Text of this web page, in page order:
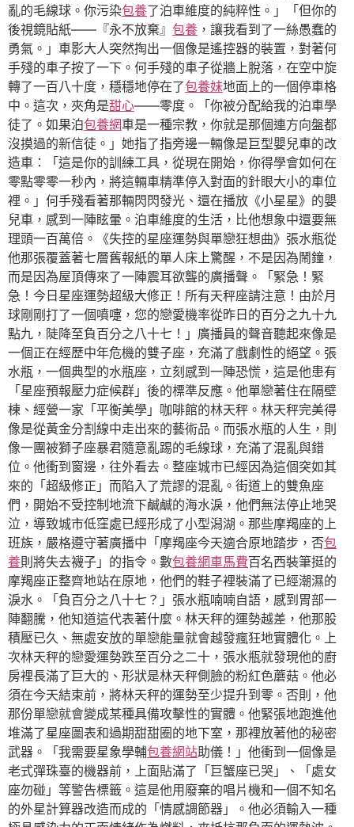
亂的毛線球。你污染包養了泊車維度的純粹性。」「但你的
後視鏡貼紙——『永不放棄』 包養 ，讓我看到了一絲愚蠢的
勇氣。」車影大人突然掏出一個像是遙控器的裝置，對著何
手殘的車子按了一下。何手殘的車子從牆上脫落，在空中旋
轉了一百八十度，穩穩地停在了包養妹地面上的一個停車格
中。這次，夾角是甜心——零度。「你被分配給我的泊車學
徒了。如果泊包養網車是一種宗教，你就是那個連方向盤都
沒摸過的新信徒。」她指了指旁邊一輛像是巨型嬰兒車的改
造車：「這是你的訓練工具，從現在開始，你得學會如何在
零點零零一秒內，將這輛車精準停入對面的針眼大小的車位
裡。」何手殘看著那輛閃閃發光、還在播放《小星星》的嬰
兒車，感到一陣眩暈。泊車維度的生活，比他想象中還要無
理頭一百萬倍。《失控的星座運勢與單戀狂想曲》張水瓶從
他那張覆蓋著七層舊報紙的單人床上驚醒，不是因為鬧鐘，
而是因為屋頂傳來了一陣震耳欲聾的廣播聲。「緊急！緊
急！今日星座運勢超級大修正！所有天秤座請注意！由於月
球剛剛打了一個噴嚏，您的戀愛機率從昨日的百分之九十九
點九，陡降至負百分之八十七！」廣播員的聲音聽起來像是
一個正在經歷中年危機的雙子座，充滿了戲劇性的絕望。張
水瓶，一個典型的水瓶座，立刻感到一陣恐慌，這是他患有
「星座預報壓力症候群」後的標準反應。他單戀著住在隔壁
棟、經營一家「平衡美學」咖啡館的林天秤。林天秤完美得
像是從黃金分割線中走出來的藝術品。而張水瓶的人生，則
像一團被獅子座暴君隨意亂踢的毛線球，充滿了混亂與錯
位。他衝到窗邊，往外看去。整座城市已經因為這個突如其
來的「超級修正」而陷入了荒謬的混亂。街道上的雙魚座
們，開始不受控制地流下鹹鹹的海水淚，他們無法停止地哭
泣，導致城市低窪處已經形成了小型潟湖。那些摩羯座的上
班族，嚴格遵守著廣播中「摩羯座今天適合原地踏步，否包
養則將失去襪子」的指令。數包養網車馬費百名西裝筆挺的
摩羯座正整齊地站在原地，他們的鞋子裡裝滿了已經潮濕的
淚水。「負百分之八十七？」張水瓶喃喃自語，感到胃部一
陣翻騰，他知道這代表著什麼。林天秤的運勢越差，他那股
積壓已久、無處安放的單戀能量就會越發瘋狂地實體化。上
次林天秤的戀愛運勢跌至百分之二十，張水瓶就發現他的廚
房裡長滿了巨大的、形狀是林天秤側臉的粉紅色蘑菇。他必
須在今天結束前，將林天秤的運勢至少提升到零。否則，他
那份單戀就會變成某種具備攻擊性的實體。他緊張地跑進他
堆滿了星座圖表和過期甜甜圈的地下室，那裡放著他的秘密
武器。「我需要星象學輔包養網站助儀！」他衝到一個像是
老式彈珠臺的機器前，上面貼滿了「巨蟹座已哭」、「處女
座勿碰」等警告標籤。這是他用廢棄的唱片機和一個不知名
的外星計算器改造而成的「情感調節器」。他必須輸入一種